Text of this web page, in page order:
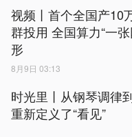
视频丨首个全国产10
群投用 全国算力“一
形
8月9日 03:13
时光里丨从钢琴调律
重新定义了“看见”